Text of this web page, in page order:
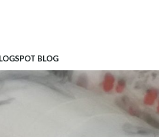
BLOG